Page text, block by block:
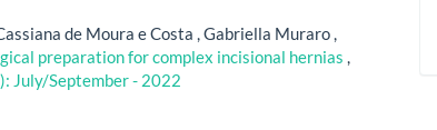
de Moura e Costa , Gabriella Muraro ,
preparation for complex incisional hernias ,
July/September - 2022